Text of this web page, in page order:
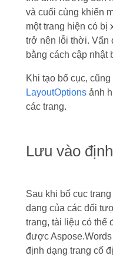
và cuối cùng khiến
một trang hiện có bị
trở nên lỗi thời. Vấn
bằng cách cập nhật
Khi tạo bố cục,
LayoutOptionsảnh
các trang.
Lưu vào
Sau khi bố cục
dạng của các đối
trang, tài liệu có thể
được
định dạng trang cố